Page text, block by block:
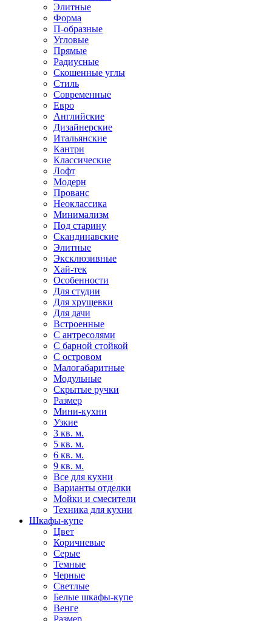
Элитные
Форма
П-образные
Угловые
Прямые
Радиусные
Скошенные углы
Стиль
Современные
Евро
Английские
Дизайнерские
Итальянские
Кантри
Классические
Лофт
Модерн
Прованс
Неоклассика
Минимализм
Под старину
Скандинавские
Элитные
Эксклюзивные
Хай-тек
Особенности
Для студии
Для хрущевки
Для дачи
Встроенные
С антресолями
С барной стойкой
С островом
Малогабаритные
Модульные
Скрытые ручки
Размер
Мини-кухни
Узкие
3 кв. м.
5 кв. м.
6 кв. м.
9 кв. м.
Все для кухни
Варианты отделки
Мойки и смесители
Техника для кухни
Шкафы-купе
Цвет
Коричневые
Серые
Темные
Черные
Светлые
Белые шкафы-купе
Венге
Размер